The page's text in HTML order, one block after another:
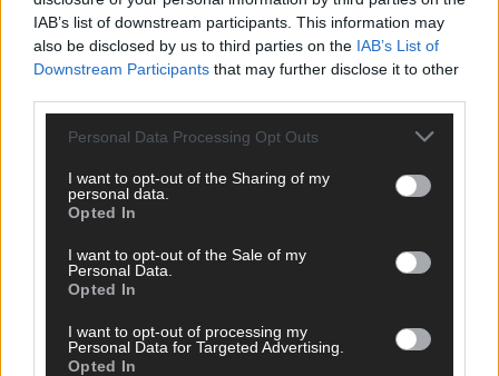
IAB’s list of downstream participants. This information may
also be disclosed by us to third parties on the IAB’s List of
Downstream Participants that may further disclose it to other
Personal Data Processing Opt Outs
I want to opt-out of the Sharing of my
personal data.
Opted In
I want to opt-out of the Sale of my
Personal Data.
Opted In
I want to opt-out of processing my
Personal Data for Targeted Advertising.
Opted In
Hinterlasse einen Kommentar
Wir freuen uns auf deinen Beitrag!Diskutiere mit und teile deine
Bitte nutze deinen Klarnamen (Vor- und Nachname) und eine
gültige E-Mail-Adresse (wird nicht veröffentlicht). Wir prüfen
respektieren, werden freigeschaltet; Hassrede, Beleidigungen,
Hetze, Spam oder Werbung werden nicht veröffentlicht. Es
Kommentar